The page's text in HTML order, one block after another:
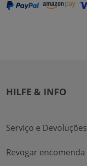
HILFE & INFO
Serviço e Devoluções
Revogar encomenda